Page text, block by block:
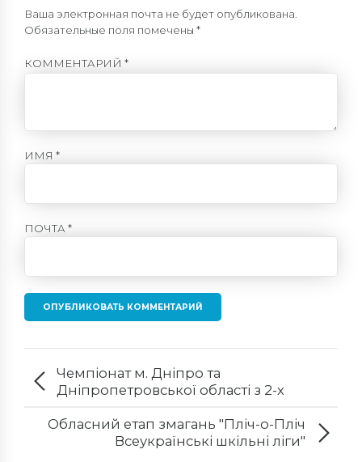
Ваша электронная почта не будет опубликована.
Обязательные поля помечены *
КОММЕНТАРИЙ *
ИМЯ *
ПОЧТА *
ОПУБЛИКОВАТЬ КОММЕНТАРИЙ
Чемпіонат м. Дніпро та
Дніпропетровської області з 2-х
2013 р.н.
Обласний етап змагань "Пліч-о-Пліч
Всеукраїнські шкільні ліги"